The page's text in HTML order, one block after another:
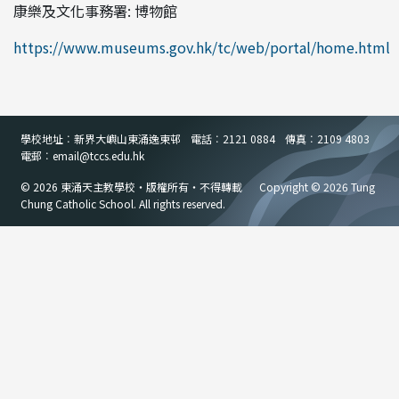
康樂及文化事務署: 博物館
https://www.museums.gov.hk/tc/web/portal/home.html
學校地址︰新界大嶼山東涌逸東邨 電話︰2121 0884
傳真︰2109 4803
電郵︰email@tccs.edu.hk
© 2026 東涌天主教學校・版權所有・不得轉載
Copyright © 2026 Tung
Chung Catholic School. All rights reserved.